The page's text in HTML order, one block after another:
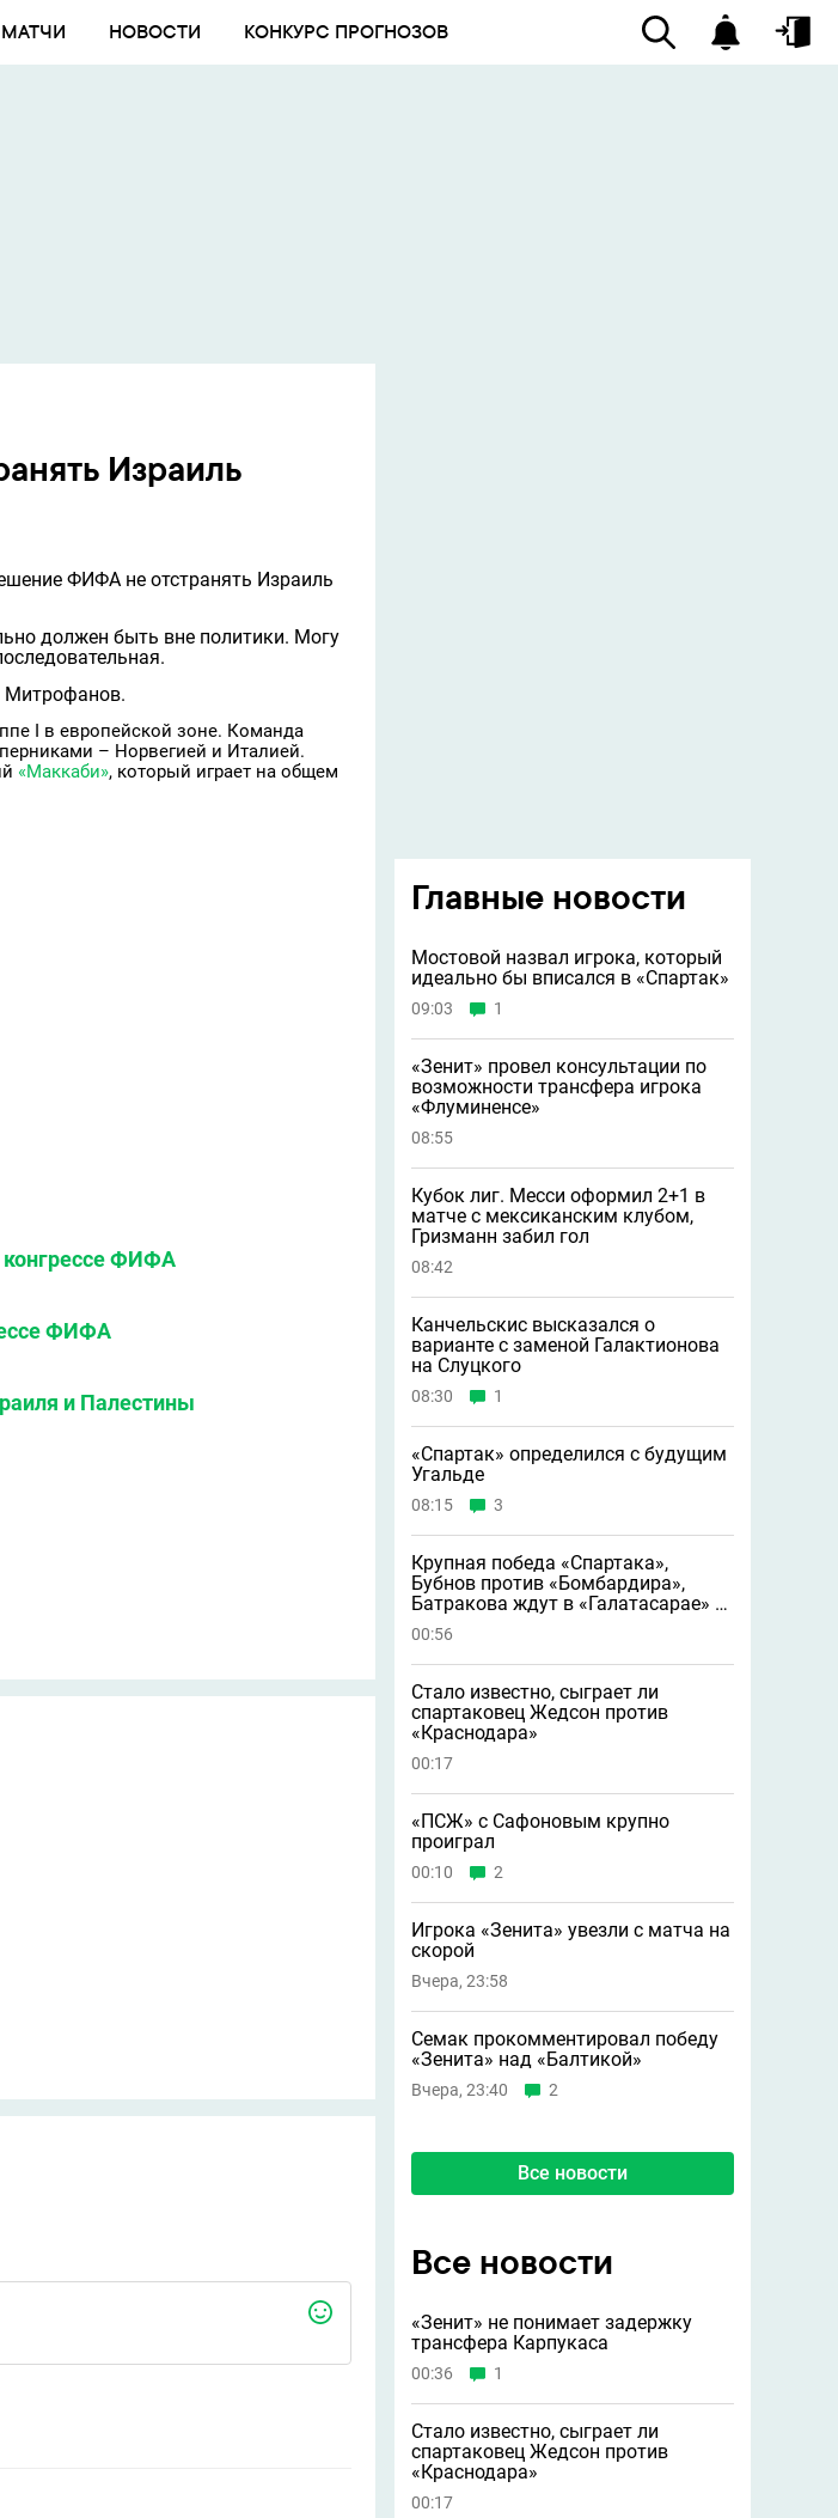
МАТЧИ НОВОСТИ КОНКУРС ПРОГНОЗОВ
Израиль
ФИФА не отстранять Израиль
должен быть вне политики. Могу
Митрофанов.
I в европейской зоне. Команда
– Норвегией и Италией.
«Маккаби», который играет на общем
конгрессе ФИФА
ФИФА
и Палестины
Главные новости
Мостовой назвал игрока, который
идеально бы вписался в «Спартак»
09:03 1
«Зенит» провел консультации по
возможности трансфера игрока
«Флуминенсе»
08:55
Кубок лиг. Месси оформил 2+1 в
матче с мексиканским клубом,
Гризманн забил гол
08:42
Канчельскис высказался о
варианте с заменой Галактионова
на Слуцкого
08:30 1
«Спартак» определился с будущим
Угальде
08:15 3
Крупная победа «Спартака»,
Бубнов против «Бомбардира»,
Батракова ждут в «Галатасарае» и
другие новости
00:56
Стало известно, сыграет ли
спартаковец Жедсон против
«Краснодара»
00:17
«ПСЖ» с Сафоновым крупно
проиграл
00:10 2
Игрока «Зенита» увезли с матча на
скорой
Вчера, 23:58
Семак прокомментировал победу
«Зенита» над «Балтикой»
Вчера, 23:40 2
Все новости
Все новости
«Зенит» не понимает задержку
трансфера Карпукаса
00:36 1
Стало известно, сыграет ли
спартаковец Жедсон против
«Краснодара»
00:17